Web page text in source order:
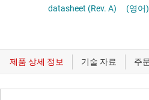
datasheet (Rev. A)
(영어)